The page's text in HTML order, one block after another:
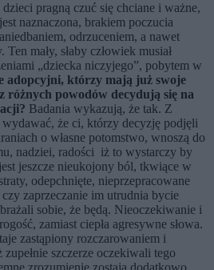
pragną czuć się chciane i ważne,
naznaczona, brakiem poczucia
odrzuceniem, a nawet
mały, słaby człowiek musiał
„dziecka niczyjego”, pobytem w
adopcyjni, którzy mają już swoje
różnych powodów decydują się na
Badania wykazują, że tak. Z
wydawać, że ci, którzy decyzję podjęli
o własne potomstwo, wnoszą do
nadziei, radości iż to wystarczy by
jeszcze nieukojony ból, tkwiące w
odepchnięte, nieprzepracowane
zaprzeczanie im utrudnia bycie
sobie, że będą. Nieoczekiwanie i
zamiast ciepła agresywne słowa.
zastąpiony rozczarowaniem i
szczerze oczekiwali tego